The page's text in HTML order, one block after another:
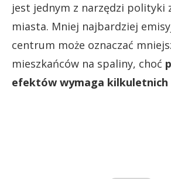
jest jednym z narzędzi polityki
miasta. Mniej najbardziej
centrum może oznaczać
mieszkańców na spaliny, choć
efektów wymaga kilkuletnich